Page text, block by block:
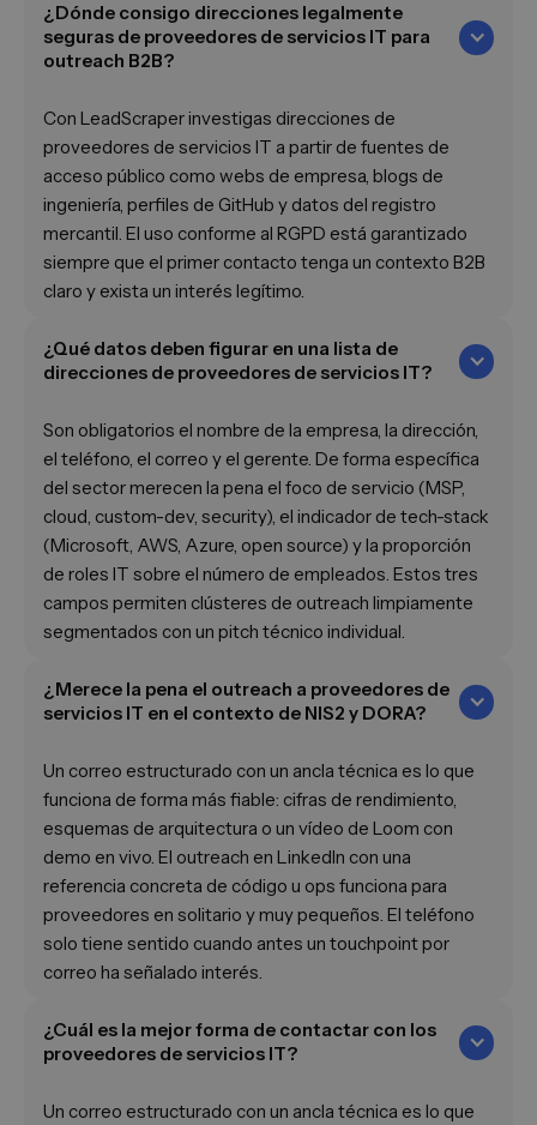
¿Dónde consigo direcciones legalmente
seguras de proveedores de servicios IT para
outreach B2B?
Con LeadScraper investigas direcciones de
proveedores de servicios IT a partir de fuentes de
acceso público como webs de empresa, blogs de
ingeniería, perfiles de GitHub y datos del registro
mercantil. El uso conforme al RGPD está garantizado
siempre que el primer contacto tenga un contexto B2B
claro y exista un interés legítimo.
¿Qué datos deben figurar en una lista de
direcciones de proveedores de servicios IT?
Son obligatorios el nombre de la empresa, la dirección,
el teléfono, el correo y el gerente. De forma específica
del sector merecen la pena el foco de servicio (MSP,
cloud, custom-dev, security), el indicador de tech-stack
(Microsoft, AWS, Azure, open source) y la proporción
de roles IT sobre el número de empleados. Estos tres
campos permiten clústeres de outreach limpiamente
segmentados con un pitch técnico individual.
¿Merece la pena el outreach a proveedores de
servicios IT en el contexto de NIS2 y DORA?
Un correo estructurado con un ancla técnica es lo que
funciona de forma más fiable: cifras de rendimiento,
esquemas de arquitectura o un vídeo de Loom con
demo en vivo. El outreach en LinkedIn con una
referencia concreta de código u ops funciona para
proveedores en solitario y muy pequeños. El teléfono
solo tiene sentido cuando antes un touchpoint por
correo ha señalado interés.
¿Cuál es la mejor forma de contactar con los
proveedores de servicios IT?
Un correo estructurado con un ancla técnica es lo que